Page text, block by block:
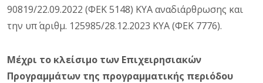
90819/22.09.2022 (ΦΕΚ 5148) ΚΥΑ αναδιάρθρωσης και
την υπ΄ αριθμ. 125985/28.12.2023 ΚΥΑ (ΦΕΚ 7776).
Μέχρι τo κλείσιμο των Επιχειρησιακών
Προγραμμάτων της προγραμματικής περιόδου